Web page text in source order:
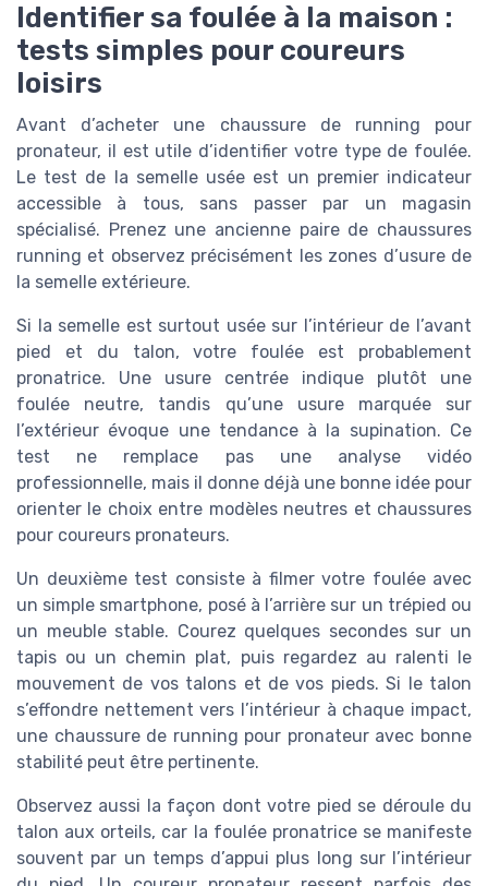
Identifier sa foulée à la maison :
tests simples pour coureurs
loisirs
Avant d’acheter une chaussure de running pour
pronateur, il est utile d’identifier votre type de foulée.
Le test de la semelle usée est un premier indicateur
accessible à tous, sans passer par un magasin
spécialisé. Prenez une ancienne paire de chaussures
running et observez précisément les zones d’usure de
la semelle extérieure.
Si la semelle est surtout usée sur l’intérieur de l’avant
pied et du talon, votre foulée est probablement
pronatrice. Une usure centrée indique plutôt une
foulée neutre, tandis qu’une usure marquée sur
l’extérieur évoque une tendance à la supination. Ce
test ne remplace pas une analyse vidéo
professionnelle, mais il donne déjà une bonne idée pour
orienter le choix entre modèles neutres et chaussures
pour coureurs pronateurs.
Un deuxième test consiste à filmer votre foulée avec
un simple smartphone, posé à l’arrière sur un trépied ou
un meuble stable. Courez quelques secondes sur un
tapis ou un chemin plat, puis regardez au ralenti le
mouvement de vos talons et de vos pieds. Si le talon
s’effondre nettement vers l’intérieur à chaque impact,
une chaussure de running pour pronateur avec bonne
stabilité peut être pertinente.
Observez aussi la façon dont votre pied se déroule du
talon aux orteils, car la foulée pronatrice se manifeste
souvent par un temps d’appui plus long sur l’intérieur